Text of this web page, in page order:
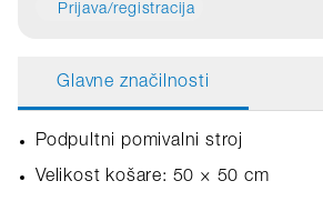
Prijava/registracija
Glavne značilnosti
Podpultni pomivalni stroj
Velikost košare: 50 × 50 cm